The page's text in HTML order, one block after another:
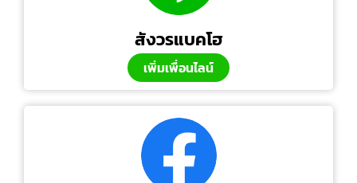
สังวรแบคโฮ
เพิ่มเพื่อนไลน์